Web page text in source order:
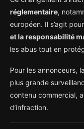
réglementaire,
européen. Il s’agit
et la responsabilité
les abus tout en
Pour les annonceurs,
plus grande
contenu commercial,
d’infraction.